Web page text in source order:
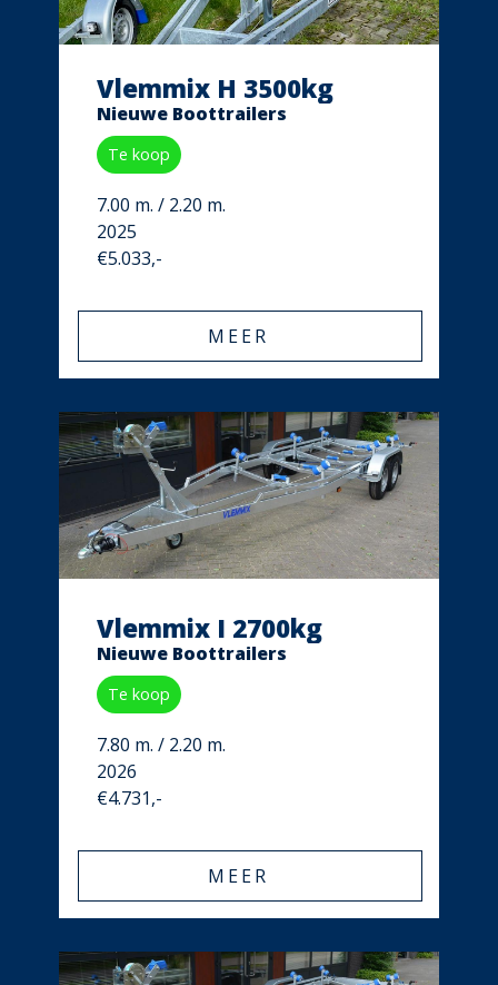
Vlemmix H 3500kg
Nieuwe Boottrailers
Te koop
7.00 m. / 2.20 m.
2025
€5.033,-
MEER
Vlemmix I 2700kg
Nieuwe Boottrailers
Te koop
7.80 m. / 2.20 m.
2026
€4.731,-
MEER